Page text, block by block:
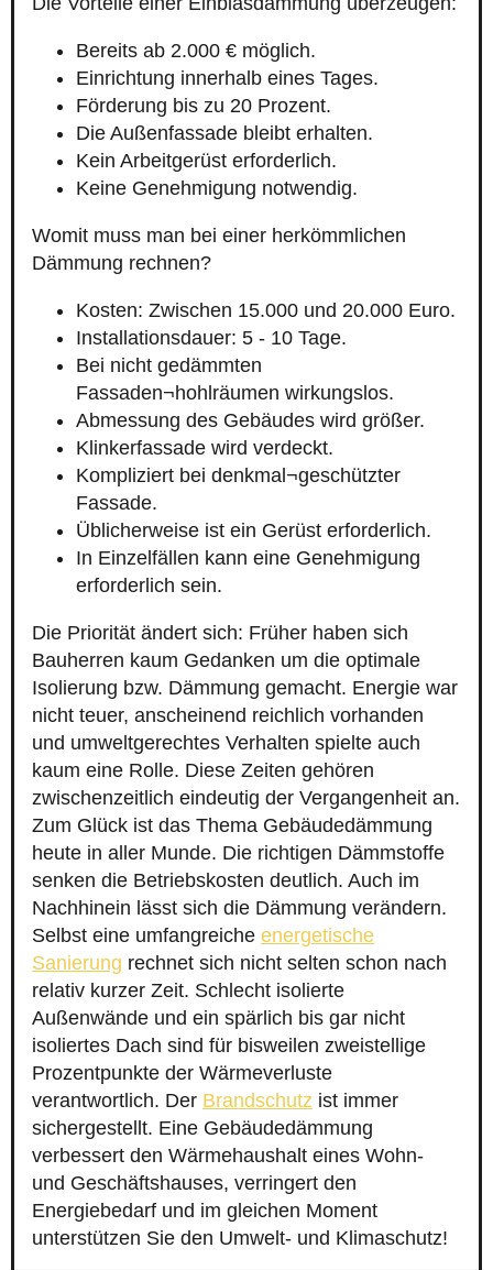
Bereits ab 2.000 € möglich.
Einrichtung innerhalb eines Tages.
Förderung bis zu 20 Prozent.
Die Außenfassade bleibt erhalten.
Kein Arbeitgerüst erforderlich.
Keine Genehmigung notwendig.
Womit muss man bei einer herkömmlichen
Dämmung rechnen?
Kosten: Zwischen 15.000 und 20.000 Euro.
Installationsdauer: 5 - 10 Tage.
Bei nicht gedämmten
Fassaden¬hohlräumen wirkungslos.
Abmessung des Gebäudes wird größer.
Klinkerfassade wird verdeckt.
Kompliziert bei denkmal¬geschützter
Fassade.
Üblicherweise ist ein Gerüst erforderlich.
In Einzelfällen kann eine Genehmigung
erforderlich sein.
Die Priorität ändert sich: Früher haben sich
Bauherren kaum Gedanken um die optimale
Isolierung bzw. Dämmung gemacht. Energie war
nicht teuer, anscheinend reichlich vorhanden
und umweltgerechtes Verhalten spielte auch
kaum eine Rolle. Diese Zeiten gehören
zwischenzeitlich eindeutig der Vergangenheit an.
Zum Glück ist das Thema Gebäudedämmung
heute in aller Munde. Die richtigen Dämmstoffe
senken die Betriebskosten deutlich. Auch im
Nachhinein lässt sich die Dämmung verändern.
Selbst eine umfangreiche energetische
Sanierung rechnet sich nicht selten schon nach
relativ kurzer Zeit. Schlecht isolierte
Außenwände und ein spärlich bis gar nicht
isoliertes Dach sind für bisweilen zweistellige
Prozentpunkte der Wärmeverluste
verantwortlich. Der Brandschutz ist immer
sichergestellt. Eine Gebäudedämmung
verbessert den Wärmehaushalt eines Wohn-
und Geschäftshauses, verringert den
Energiebedarf und im gleichen Moment
unterstützen Sie den Umwelt- und Klimaschutz!